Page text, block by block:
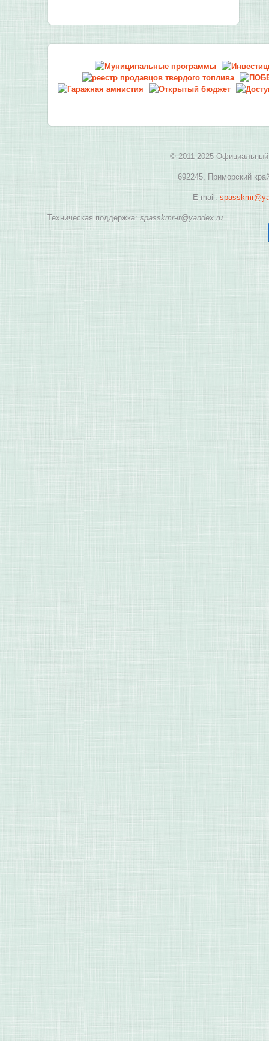
© 2011-2025 Официальный
692245, Приморский
E-mail:
Техническая поддержка: spasskmr-it@yandex.ru